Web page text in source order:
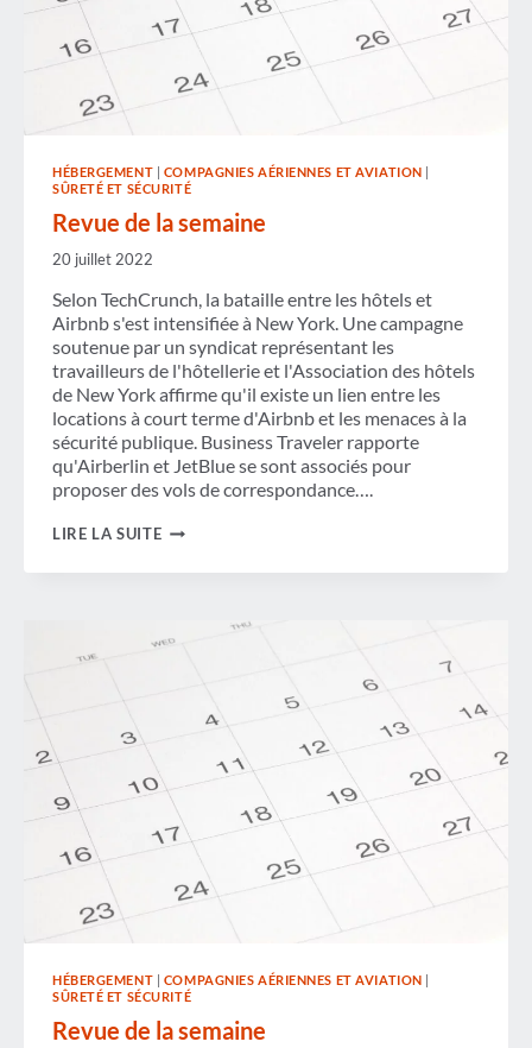
HÉBERGEMENT | COMPAGNIES AÉRIENNES ET AVIATION |
SÛRETÉ ET SÉCURITÉ
Revue de la semaine
20 juillet 2022
Selon TechCrunch, la bataille entre les hôtels et
Airbnb s'est intensifiée à New York. Une campagne
soutenue par un syndicat représentant les
travailleurs de l'hôtellerie et l'Association des hôtels
de New York affirme qu'il existe un lien entre les
locations à court terme d'Airbnb et les menaces à la
sécurité publique. Business Traveler rapporte
qu'Airberlin et JetBlue se sont associés pour
proposer des vols de correspondance….
LIRE LA SUITEREVUE
HÉBERGEMENT | COMPAGNIES AÉRIENNES ET AVIATION |
SÛRETÉ ET SÉCURITÉ
Revue de la semaine